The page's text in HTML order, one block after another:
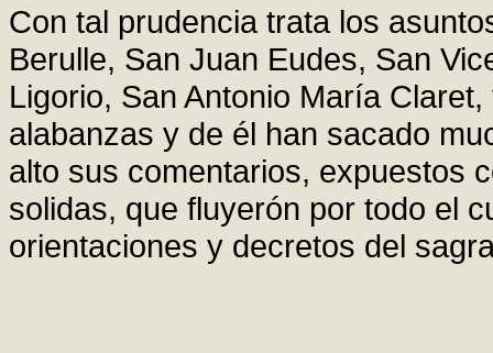
Con tal prudencia trata los
Berulle, San Juan Eudes, San
Ligorio, San Antonio María
alabanzas y de él han sacado
alto sus comentarios, expuestos
solidas, que fluyerón por todo el
orientaciones y decretos del